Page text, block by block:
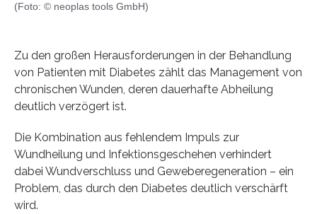
(Foto: © neoplas tools GmbH)
Zu den großen Herausforderungen in der Behandlung
von Patienten mit Diabetes zählt das Management von
chronischen Wunden, deren dauerhafte Abheilung
deutlich verzögert ist.
Die Kombination aus fehlendem Impuls zur
Wundheilung und Infektionsgeschehen verhindert
dabei Wundverschluss und Geweberegeneration – ein
Problem, das durch den Diabetes deutlich verschärft
wird.